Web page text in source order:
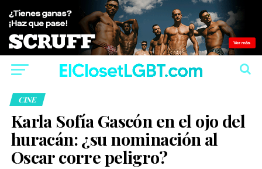
CINE
Karla Sofía Gascón en el ojo del
huracán: ¿su nominación al
Oscar corre peligro?